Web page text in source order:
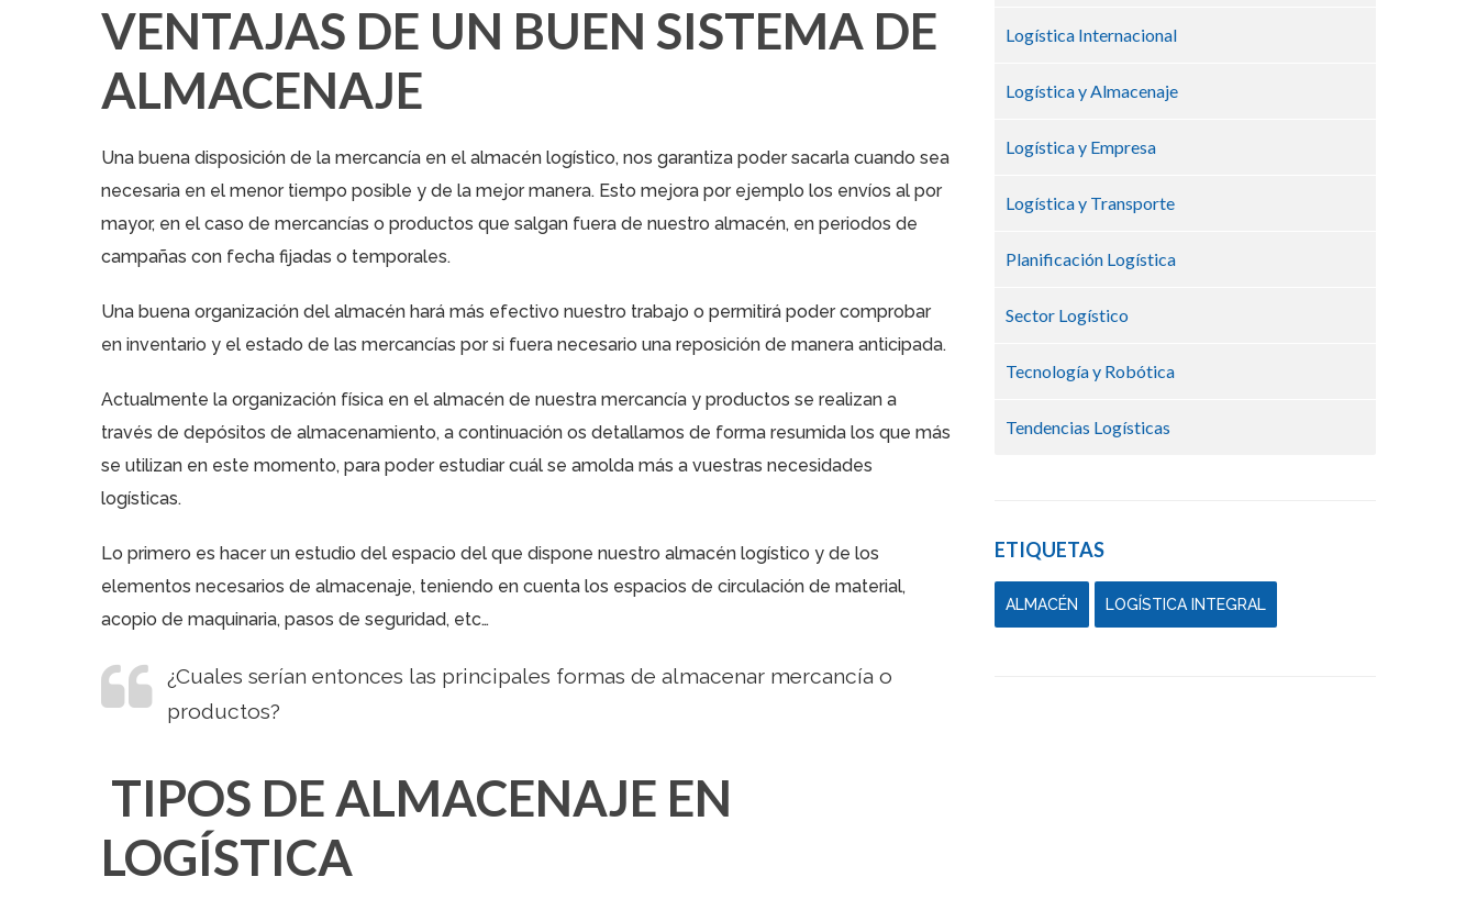
VENTAJAS DE UN BUEN SISTEMA DE
ALMACENAJE
Una buena disposición de la mercancía en el almacén logístico, nos garantiza poder sacarla cuando sea
necesaria en el menor tiempo posible y de la mejor manera. Esto mejora por ejemplo los envíos al por
mayor, en el caso de mercancías o productos que salgan fuera de nuestro almacén, en periodos de
campañas con fecha fijadas o temporales.
Una buena organización del almacén hará más efectivo nuestro trabajo o permitirá poder comprobar
en inventario y el estado de las mercancías por si fuera necesario una reposición de manera anticipada.
Actualmente la organización física en el almacén de nuestra mercancía y productos se realizan a
través de depósitos de almacenamiento, a continuación os detallamos de forma resumida los que más
se utilizan en este momento, para poder estudiar cuál se amolda más a vuestras necesidades
logísticas.
Lo primero es hacer un estudio del espacio del que dispone nuestro almacén logístico y de los
elementos necesarios de almacenaje, teniendo en cuenta los espacios de circulación de material,
acopio de maquinaria, pasos de seguridad, etc…
¿Cuales serían entonces las principales formas de almacenar mercancía o
productos?
TIPOS DE ALMACENAJE EN
LOGÍSTICA
Logística Internacional
Logística y Almacenaje
Logística y Empresa
Logística y Transporte
Planificación Logística
Sector Logístico
Tecnología y Robótica
Tendencias Logísticas
ETIQUETAS
ALMACÉN LOGÍSTICA INTEGRAL